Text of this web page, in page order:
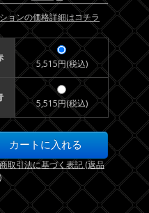
ョンの価格詳細はコチラ
5,515円(税込)
5,515円(税込)
取引法に基づく表記 (返品